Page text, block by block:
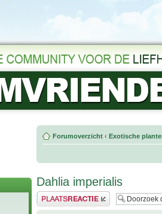
Forumoverzicht ‹ Exotische
Dahlia imperialis
Plaats een reactie